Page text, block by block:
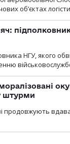
об’єктах
НГУ, якого
штурми
продовжують